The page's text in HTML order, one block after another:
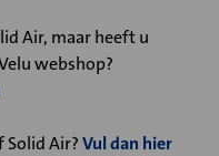
Air, maar heeft u
webshop?
Solid Air?Vul dan hier